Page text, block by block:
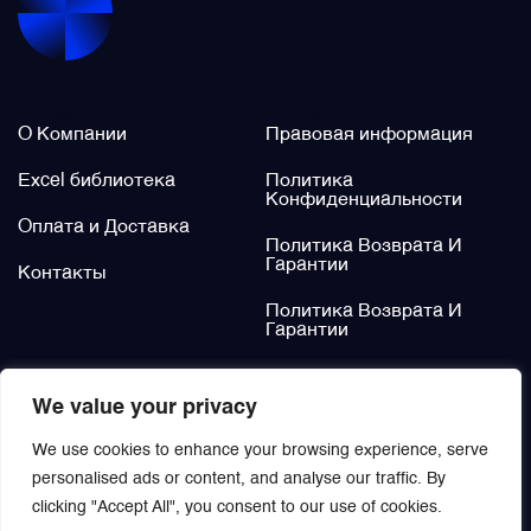
We value your privacy
We use cookies to enhance your browsing experience, serve
personalised ads or content, and analyse our traffic. By
clicking "Accept All", you consent to our use of cookies.
О Компании
Excel библиотека
Оплата и Доставка
Контакты
Правовая информация
Политика
Конфиденциальности
Политика Возврата И
Гарантии
Политика Возврата И
Гарантии
Щётки (угольные щётки)